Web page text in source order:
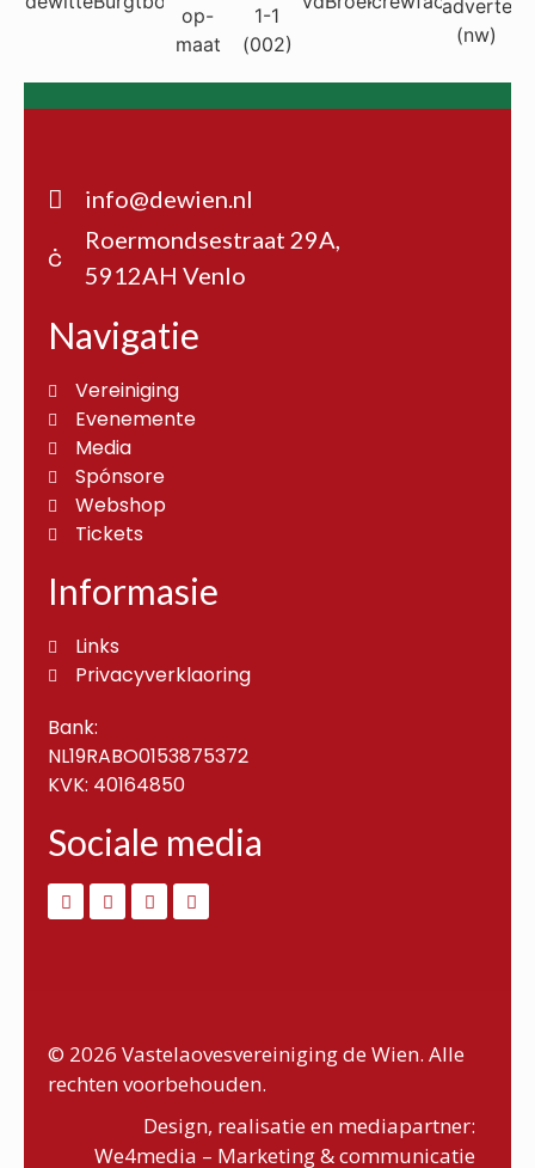
info@dewien.nl
Roermondsestraat 29A,
5912AH Venlo
Navigatie
Vereiniging
Evenemente
Media
Spónsore
Webshop
Tickets
Informasie
Links
Privacyverklaoring
Bank:
NL19RABO0153875372
KVK: 40164850
Sociale media
© 2026 Vastelaovesvereiniging de Wien. Alle
rechten voorbehouden.
Design, realisatie en mediapartner:
We4media – Marketing & communicatie